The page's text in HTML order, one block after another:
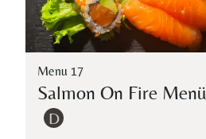
Menu 17
Salmon On Fire Menü
D